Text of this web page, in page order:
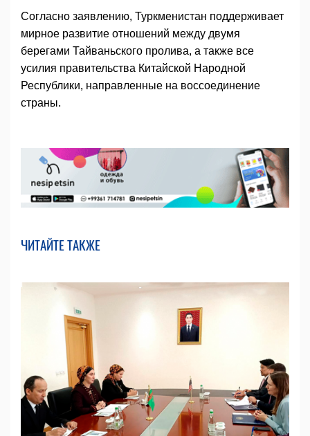
Согласно заявлению, Туркменистан поддерживает
мирное развитие отношений между двумя
берегами Тайваньского пролива, а также все
усилия правительства Китайской Народной
Республики, направленные на воссоединение
страны.
ЧИТАЙТЕ ТАКЖЕ